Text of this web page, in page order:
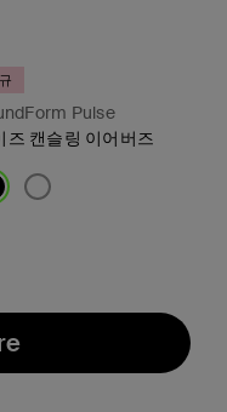
Pulse
즈 캔슬링 이어버즈